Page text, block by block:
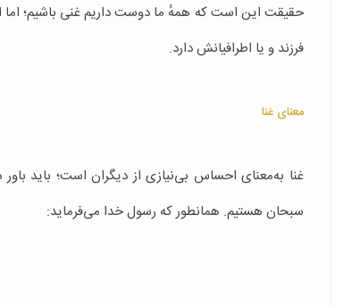
حقیقت این است که همهٔ ما دوست داریم غنی باشیم؛ اما
فرزند و یا اطرافیانش دارد.
معنای غنا
غنا به‌معنای احساس بی‌نیازی از دیگران است؛ باید
سبحان هستیم. همانطور که رسول خدا می‌فرماید: